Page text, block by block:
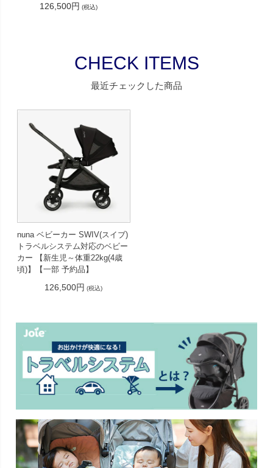
126,500円 (税込)
CHECK ITEMS
最近チェックした商品
nuna ベビーカー SWIV(スイブ)
トラベルシステム対応のベビー
カー 【新生児～体重22kg(4歳
頃)】【一部 予約品】
126,500円 (税込)